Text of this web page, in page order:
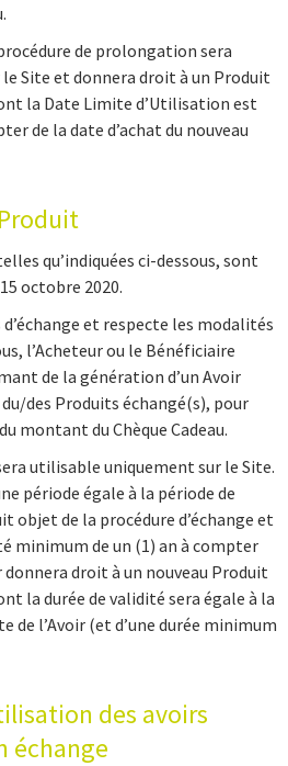
de prolongation sera
Site et donnera droit à un Produit
la Date Limite d’Utilisation est
de la date d’achat du nouveau
qu’indiquées ci-dessous, sont
octobre 2020.
et respecte les modalités
l’Acheteur ou le Bénéficiaire
de la génération d’un Avoir
des Produits échangé(s), pour
montant du Chèque Cadeau.
utilisable uniquement sur le Site.
période égale à la période de
objet de la procédure d’échange et
minimum de un (1) an à compter
donnera droit à un nouveau Produit
la durée de validité sera égale à la
de l’Avoir (et d’une durée minimum
des avoirs
échange